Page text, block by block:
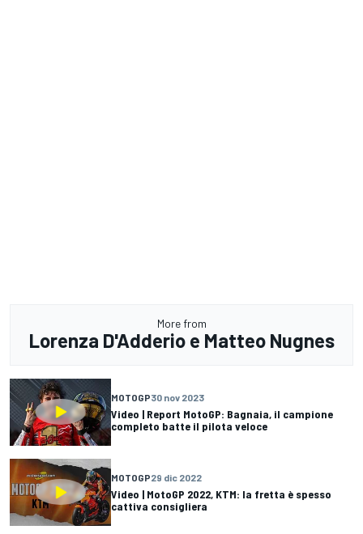
More from
Lorenza D'Adderio e Matteo Nugnes
MOTOGP30 nov 2023
Video | Report MotoGP: Bagnaia, il campione
completo batte il pilota veloce
MOTOGP29 dic 2022
Video | MotoGP 2022, KTM: la fretta è spesso
cattiva consigliera